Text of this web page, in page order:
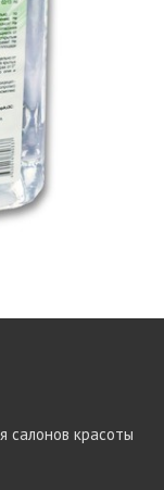
салонов красоты